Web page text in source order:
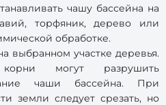
чашу бассейна на
торфяник, дерево или
обработке.
выбранном участке деревья.
могут разрушить
чаши бассейна. При
земли следует срезать, но